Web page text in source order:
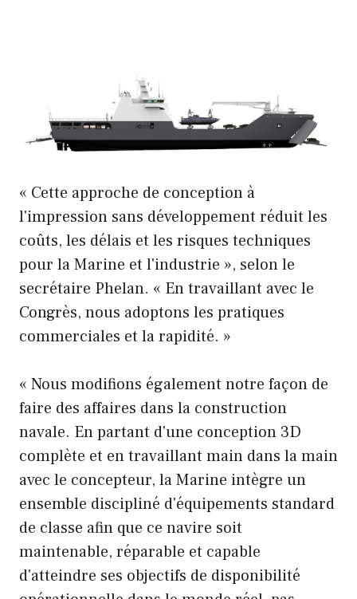
« Cette approche de conception à
l'impression sans développement réduit les
coûts, les délais et les risques techniques
pour la Marine et l'industrie », selon le
secrétaire Phelan. « En travaillant avec le
Congrès, nous adoptons les pratiques
commerciales et la rapidité. »
« Nous modifions également notre façon de
faire des affaires dans la construction
navale. En partant d'une conception 3D
complète et en travaillant main dans la main
avec le concepteur, la Marine intègre un
ensemble discipliné d'équipements standard
de classe afin que ce navire soit
maintenable, réparable et capable
d'atteindre ses objectifs de disponibilité